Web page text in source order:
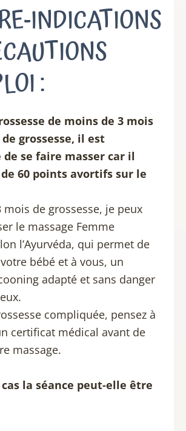
INDICATIONS
:
de moins de 3 mois
grossesse, il est
se faire masser car il
60 points avortifs sur le
mois de grossesse, je peux
le massage Femme
l’Ayurvéda, qui permet de
bébé et à vous, un
adapté et sans danger
compliquée, pensez à
certificat médical avant de
massage.
la séance peut-elle être